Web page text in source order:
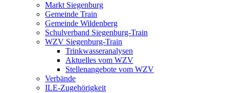
Markt Siegenburg
Gemeinde Train
Gemeinde Wildenberg
Schulverband Siegenburg-Train
WZV Siegenburg-Train
Trinkwasseranalysen
Aktuelles vom WZV
Stellenangebote vom WZV
Verbände
ILE-Zugehörigkeit